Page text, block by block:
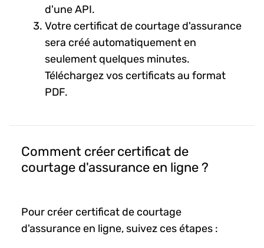
d'une API.
Votre certificat de courtage d'assurance
sera créé automatiquement en
seulement quelques minutes.
Téléchargez vos certificats au format
PDF.
Comment créer certificat de
courtage d'assurance en ligne ?
Pour créer certificat de courtage
d'assurance en ligne, suivez ces étapes :